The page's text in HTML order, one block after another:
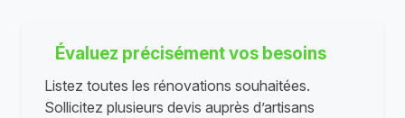
Évaluez précisément vos besoins
Listez toutes les rénovations souhaitées.
Sollicitez plusieurs devis auprès d’artisans